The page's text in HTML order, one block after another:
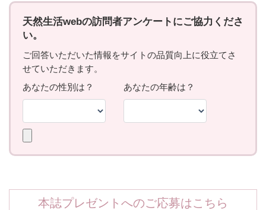
本誌プレゼントへのご応募はこちら